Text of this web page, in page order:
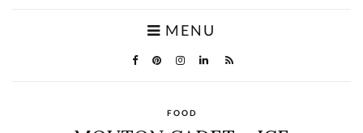
MENU
FOOD